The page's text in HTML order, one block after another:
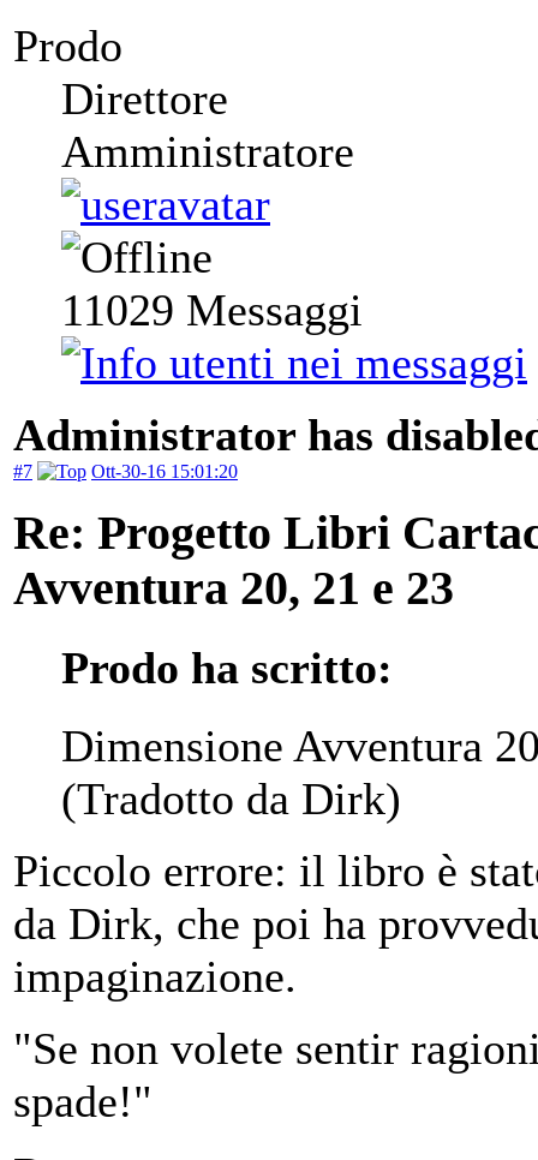
Prodo
Direttore
Amministratore
11029 Messaggi
Administrator has
#7 Ott-30-16 15:01:20
Re: Progetto Libri
Avventura 20, 21 e 23
Prodo ha scritto:
Dimensione Avventura
(Tradotto da Dirk)
Piccolo errore: il libro è
da Dirk, che poi ha
impaginazione.
"Se non volete sentir
spade!"